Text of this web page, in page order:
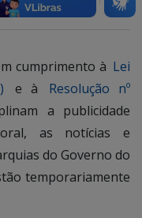
cumprimento à Lei
e à
Resolução nº
a publicidade
as notícias e
do Governo do
temporariamente